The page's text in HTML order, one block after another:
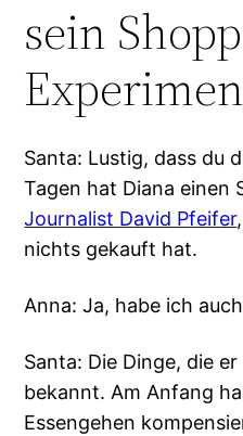
sein
Santa: Lustig, dass du
Tagen hat Diana einen
Journalist David Pfeifer
nichts gekauft hat.
Anna: Ja, habe ich
Santa: Die Dinge, die
bekannt. Am Anfang
Essengehen